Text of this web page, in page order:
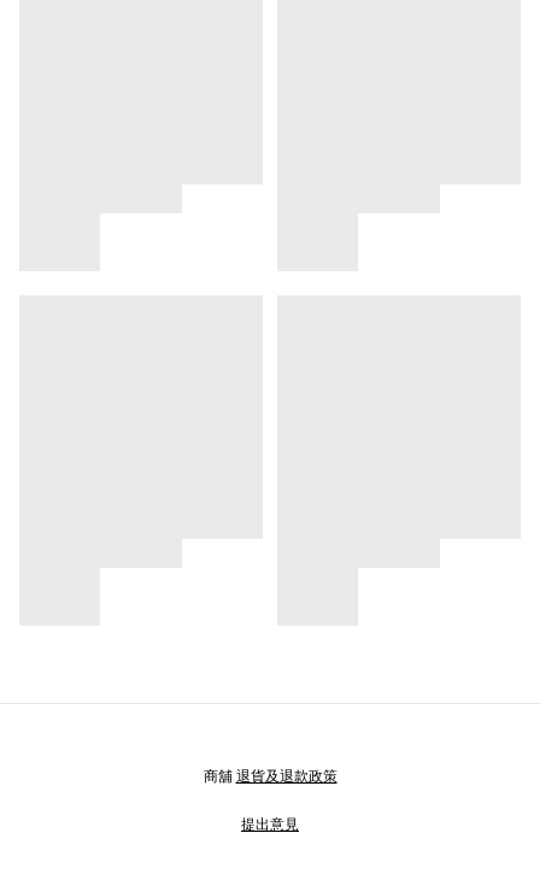
商舖 退貨及退款政策
提出意見